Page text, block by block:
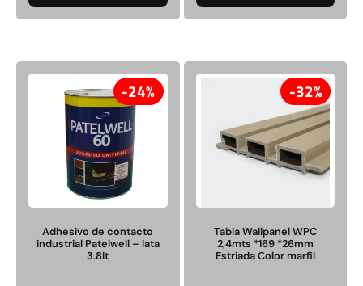
24%
Adhesivo de contacto
industrial Patelwell – lata
3.8lt
32%
Tabla Wallpanel WPC
2,4mts *169 *26mm
Estriada Color marfil